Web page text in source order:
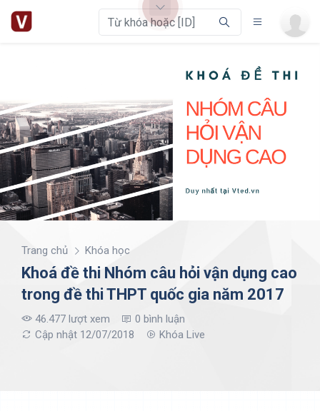
Trang chủ Khóa học
Khoá đề thi Nhóm câu hỏi vận dụng cao
trong đề thi THPT quốc gia năm 2017
46.477 lượt xem
0 bình luận
Cập nhật 12/07/2018
Khóa Live